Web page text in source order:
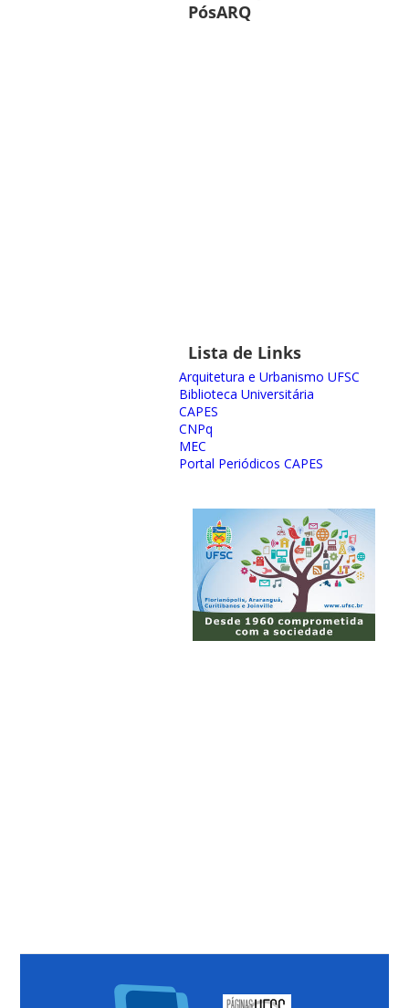
PósARQ
Lista de Links
Arquitetura e Urbanismo UFSC
Biblioteca Universitária
CAPES
CNPq
MEC
Portal Periódicos CAPES